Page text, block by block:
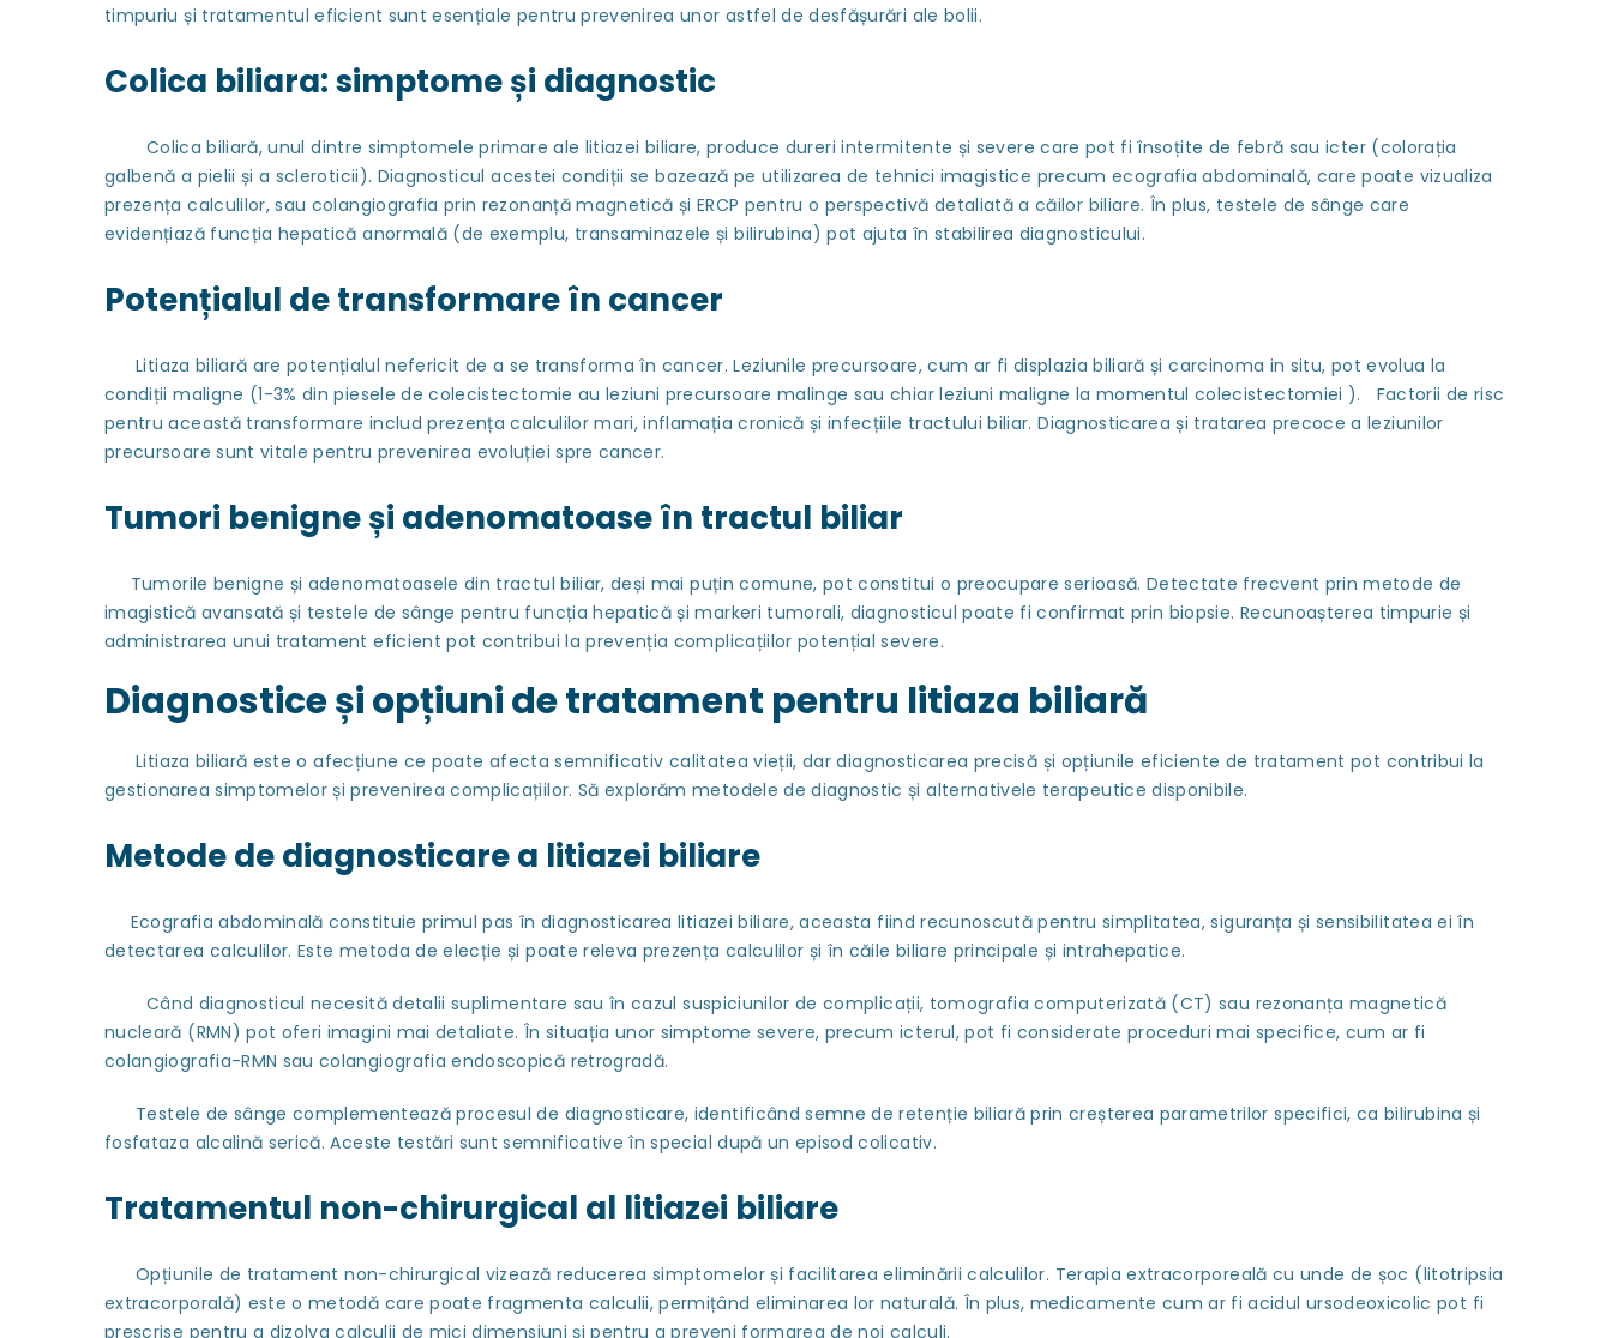
timpuriu și tratamentul eficient sunt esențiale pentru prevenirea unor astfel de desfășurări ale bolii.
Colica biliara: simptome și diagnostic
Colica biliară, unul dintre simptomele primare ale litiazei biliare, produce dureri intermitente și severe care pot fi însoțite de febră sau icter (colorația
galbenă a pielii și a scleroticii). Diagnosticul acestei condiții se bazează pe utilizarea de tehnici imagistice precum ecografia abdominală, care poate vizualiza
prezența calculilor, sau colangiografia prin rezonanță magnetică și ERCP pentru o perspectivă detaliată a căilor biliare. În plus, testele de sânge care
evidențiază funcția hepatică anormală (de exemplu, transaminazele și bilirubina) pot ajuta în stabilirea diagnosticului.
Potențialul de transformare în cancer
Litiaza biliară are potențialul nefericit de a se transforma în cancer. Leziunile precursoare, cum ar fi displazia biliară și carcinoma in situ, pot evolua la
condiții maligne (1-3% din piesele de colecistectomie au leziuni precursoare malinge sau chiar leziuni maligne la momentul colecistectomiei ). Factorii de risc
pentru această transformare includ prezența calculilor mari, inflamația cronică și infecțiile tractului biliar. Diagnosticarea și tratarea precoce a leziunilor
precursoare sunt vitale pentru prevenirea evoluției spre cancer.
Tumori benigne și adenomatoase în tractul biliar
Tumorile benigne și adenomatoasele din tractul biliar, deși mai puțin comune, pot constitui o preocupare serioasă. Detectate frecvent prin metode de
imagistică avansată și testele de sânge pentru funcția hepatică și markeri tumorali, diagnosticul poate fi confirmat prin biopsie. Recunoașterea timpurie și
administrarea unui tratament eficient pot contribui la prevenția complicațiilor potențial severe.
Diagnostice și opțiuni de tratament pentru litiaza biliară
Litiaza biliară este o afecțiune ce poate afecta semnificativ calitatea vieții, dar diagnosticarea precisă și opțiunile eficiente de tratament pot contribui la
gestionarea simptomelor și prevenirea complicațiilor. Să explorăm metodele de diagnostic și alternativele terapeutice disponibile.
Metode de diagnosticare a litiazei biliare
Ecografia abdominală constituie primul pas în diagnosticarea litiazei biliare, aceasta fiind recunoscută pentru simplitatea, siguranța și sensibilitatea ei în
detectarea calculilor. Este metoda de elecție și poate releva prezența calculilor și în căile biliare principale și intrahepatice.
Când diagnosticul necesită detalii suplimentare sau în cazul suspiciunilor de complicații, tomografia computerizată (CT) sau rezonanța magnetică
nucleară (RMN) pot oferi imagini mai detaliate. În situația unor simptome severe, precum icterul, pot fi considerate proceduri mai specifice, cum ar fi
colangiografia-RMN sau colangiografia endoscopică retrogradă.
Testele de sânge complementează procesul de diagnosticare, identificând semne de retenție biliară prin creșterea parametrilor specifici, ca bilirubina și
fosfataza alcalină serică. Aceste testări sunt semnificative în special după un episod colicativ.
Tratamentul non-chirurgical al litiazei biliare
Opțiunile de tratament non-chirurgical vizează reducerea simptomelor și facilitarea eliminării calculilor. Terapia extracorporeală cu unde de șoc (litotripsia
extracorporală) este o metodă care poate fragmenta calculii, permițând eliminarea lor naturală. În plus, medicamente cum ar fi acidul ursodeoxicolic pot fi
prescrise pentru a dizolva calculii de mici dimensiuni și pentru a preveni formarea de noi calculi.